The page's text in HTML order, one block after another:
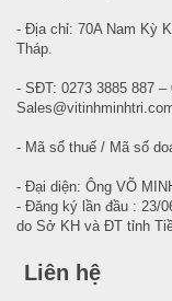
- Địa chỉ: 70A Nam Kỳ
Tháp.
- SĐT: 0273 3885 887 –
- Mã số thuế / Mã số
- Đại diện: Ông VÕ
- Đăng ký lần đầu : 23/
do Sở KH và ĐT tỉnh
Liên hệ